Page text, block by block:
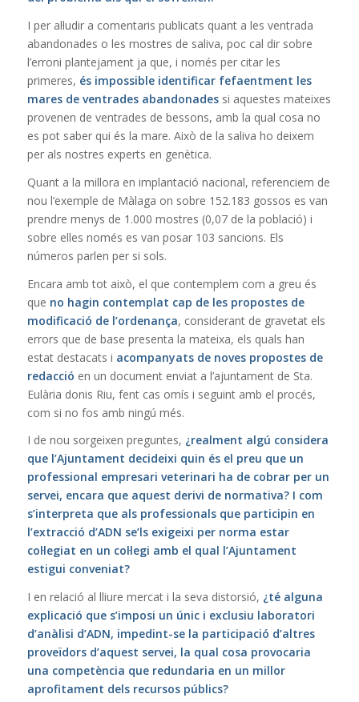
I per al·ludir a comentaris publicats quant a les ventrada
abandonades o les mostres de saliva, poc cal dir sobre
l’erroni plantejament ja que, i només per citar les
primeres, és impossible identificar fefaentment les
mares de ventrades abandonadessi aquestes mateixes
provenen de ventrades de bessons, amb la qual cosa no
es pot saber qui és la mare. Això de la saliva ho deixem
per als nostres experts en genètica.
Quant a la millora en implantació nacional, referenciem de
nou l’exemple de Màlaga on sobre 152.183 gossos es van
prendre menys de 1.000 mostres (0,07 de la població) i
sobre elles només es van posar 103 sancions. Els
números parlen per si sols.
Encara amb tot això, el que contemplem com a greu és
que no hagin contemplat cap de les propostes de
modificació de l’ordenança, considerant de gravetat els
errors que de base presenta la mateixa, els quals han
estat destacats i acompanyats de noves propostes de
redacció en un document enviat a l’ajuntament de Sta.
Eulària donis Riu, fent cas omís i seguint amb el procés,
com si no fos amb ningú més.
I de nou sorgeixen preguntes, ¿realment algú considera
que l’Ajuntament decideixi quin és el preu que un
professional empresari veterinari ha de cobrar per un
servei, encara que aquest derivi de normativa? I com
s’interpreta que als professionals que participin en
l’extracció d’ADN se’ls exigeixi per norma estar
col·legiat en un col·legi amb el qual l’Ajuntament
estigui conveniat?
I en relació al lliure mercat i la seva distorsió, ¿té alguna
explicació que s’imposi un únic i exclusiu laboratori
d’anàlisi d’ADN, impedint-se la participació d’altres
proveïdors d’aquest servei, la qual cosa provocaria
una competència que redundaria en un millor
aprofitament dels recursos públics?